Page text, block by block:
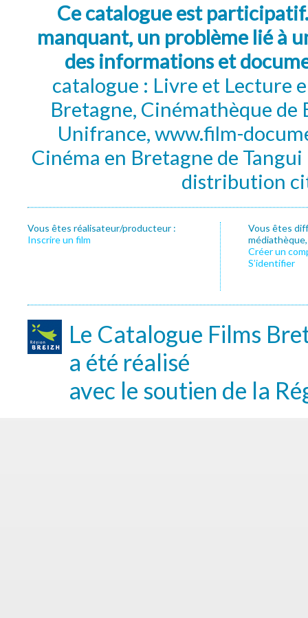
Ce catalogue est
manquant, un problème lié à
des informations et
catalogue : Livre et Lecture
Bretagne, Cinémathèque de
Unifrance, www.film-
Cinéma en Bretagne de
distribution
Vous êtes réalisateur/producteur :
Inscrire un film
Vous êtes
Créer un
S’identifier
Le Catalogue Films
a été réalisé
avec le soutien de la